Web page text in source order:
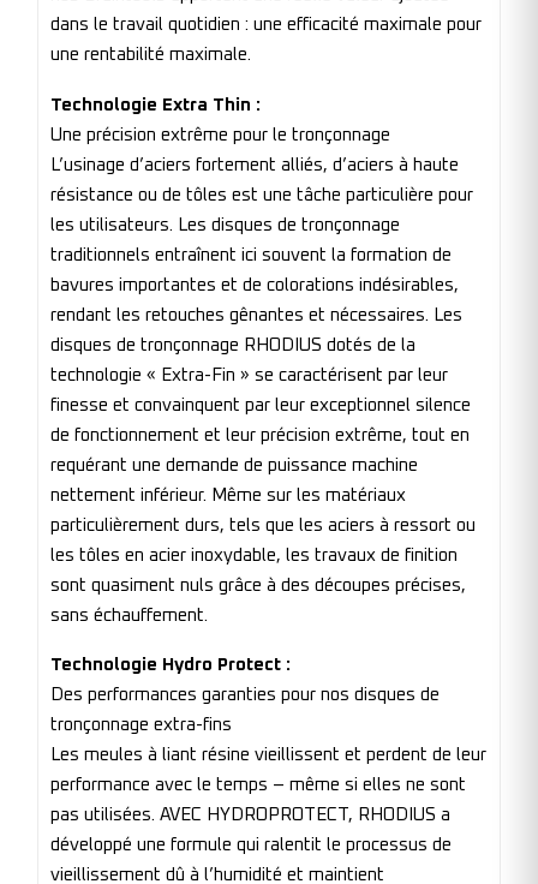
dans le travail quotidien : une efficacité maximale pour
une rentabilité maximale.
Technologie Extra Thin :
Une précision extrême pour le tronçonnage
L’usinage d’aciers fortement alliés, d’aciers à haute
résistance ou de tôles est une tâche particulière pour
les utilisateurs. Les disques de tronçonnage
traditionnels entraînent ici souvent la formation de
bavures importantes et de colorations indésirables,
rendant les retouches gênantes et nécessaires. Les
disques de tronçonnage RHODIUS dotés de la
technologie « Extra-Fin » se caractérisent par leur
finesse et convainquent par leur exceptionnel silence
de fonctionnement et leur précision extrême, tout en
requérant une demande de puissance machine
nettement inférieur. Même sur les matériaux
particulièrement durs, tels que les aciers à ressort ou
les tôles en acier inoxydable, les travaux de finition
sont quasiment nuls grâce à des découpes précises,
sans échauffement.
Technologie Hydro Protect :
Des performances garanties pour nos disques de
tronçonnage extra-fins
Les meules à liant résine vieillissent et perdent de leur
performance avec le temps – même si elles ne sont
pas utilisées. AVEC HYDROPROTECT, RHODIUS a
développé une formule qui ralentit le processus de
vieillissement dû à l’humidité et maintient